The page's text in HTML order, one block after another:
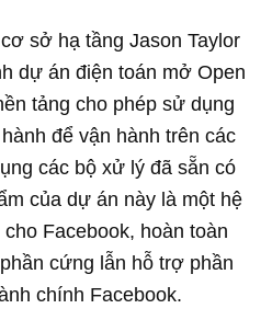
sở hạ tầng Jason Taylor
dự án điện toán mở Open
tảng cho phép sử dụng
để vận hành trên các
các bộ xử lý đã sẵn có
của dự án này là một hệ
Facebook, hoàn toàn
cứng lẫn hỗ trợ phần
chính Facebook.